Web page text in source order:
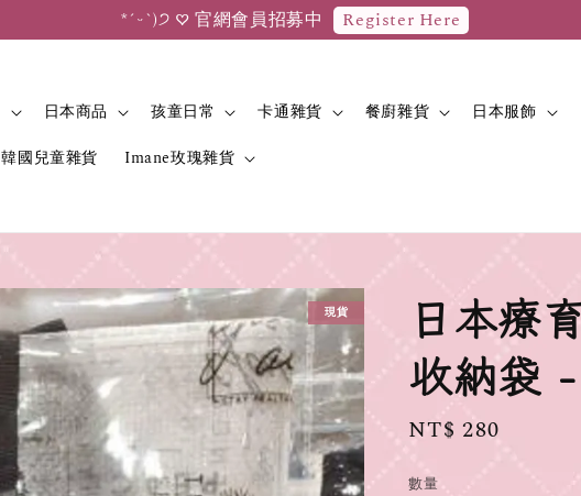
*ˊᵕˋ)੭ 新會員首次消費滿$599，即享有50元購物金折抵優惠。
日本商品 孩童日常 卡通雜貨 餐廚雜貨 日本服飾
韓國兒童雜貨 Imane玫瑰雜貨
現貨
日本療
收納袋
Regular
NT$ 280
數量